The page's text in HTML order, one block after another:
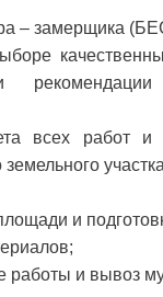
– замерщика
всех работ и
земельного
и
работы и вывоз